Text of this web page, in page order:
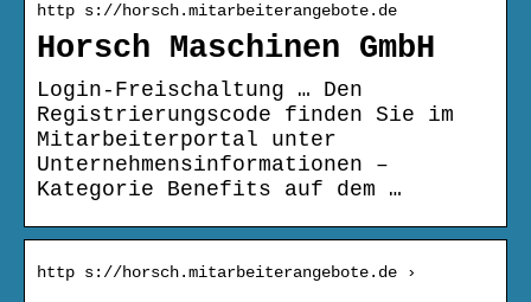
http s://horsch.mitarbeiterangebote.de
Horsch Maschinen GmbH
Login-Freischaltung … Den
Registrierungscode finden Sie im
Mitarbeiterportal unter
Unternehmensinformationen –
Kategorie Benefits auf dem …
http s://horsch.mitarbeiterangebote.de ›